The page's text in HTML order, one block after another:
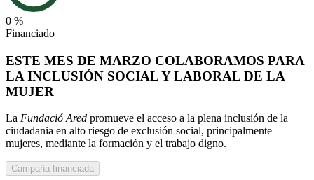
0 %
Financiado
ESTE MES DE MARZO COLABORAMOS PARA
LA INCLUSIÓN SOCIAL Y LABORAL DE LA
MUJER
La Fundació Ared promueve el acceso a la plena inclusión de la
ciudadania en alto riesgo de exclusión social, principalmente
mujeres, mediante la formación y el trabajo digno.
Campaña financiada